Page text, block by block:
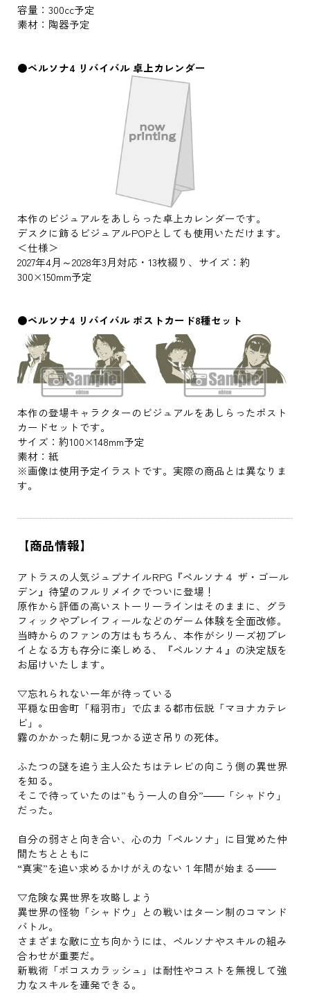
容量：300cc予定
素材：陶器予定
●ペルソナ4 リバイバル 卓上カレンダー
本作のビジュアルをあしらった卓上カレンダーです。
デスクに飾るビジュアルPOPとしても使用いただけます。
＜仕様＞
2027年4月～2028年3月対応・13枚綴り、サイズ：約
300×150mm予定
●ペルソナ4 リバイバル ポストカード8種セット
本作の登場キャラクターのビジュアルをあしらったポスト
カードセットです。
サイズ：約100×148mm予定
素材：紙
※画像は使用予定イラストです。実際の商品とは異なりま
す。
【商品情報】
アトラスの人気ジュブナイルRPG『ペルソナ４ ザ・ゴール
デン』待望のフルリメイクでついに登場！
原作から評価の高いストーリーラインはそのままに、グラ
フィックやプレイフィールなどのゲーム体験を全面改修。
当時からのファンの方はもちろん、本作がシリーズ初プレ
イとなる方も存分に楽しめる、『ペルソナ４』の決定版を
お届けいたします。
▽忘れられない一年が待っている
平穏な田舎町「稲羽市」で広まる都市伝説「マヨナカテレ
ビ」。
霧のかかった朝に見つかる逆さ吊りの死体。
ふたつの謎を追う主人公たちはテレビの向こう側の異世界
を知る。
そこで待っていたのは”もう一人の自分”――「シャドウ」
だった。
自分の弱さと向き合い、心の力「ペルソナ」に目覚めた仲
間たちとともに
“真実”を追い求めるかけがえのない１年間が始まる――
▽危険な異世界を攻略しよう
異世界の怪物「シャドウ」との戦いはターン制のコマンド
バトル。
さまざまな敵に立ち向かうには、ペルソナやスキルの組み
合わせが重要だ。
新戦術「ボコスカラッシュ」は耐性やコストを無視して強
力なスキルを連発できる。